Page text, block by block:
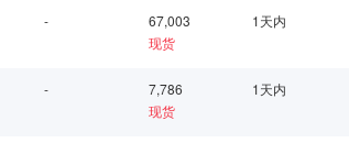
-
67,003
现货
1天内
-
7,786
现货
1天内